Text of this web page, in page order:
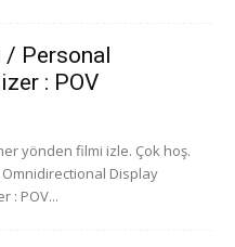
/ Personal
: POV
yönden filmi izle. Çok hoş.
Display
: POV...